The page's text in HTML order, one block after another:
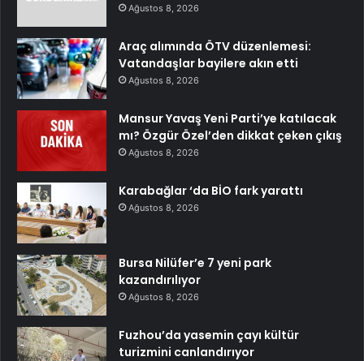
Ağustos 8, 2026
Araç alımında ÖTV düzenlemesi:
Vatandaşlar bayilere akın etti
Ağustos 8, 2026
Mansur Yavaş Yeni Parti’ye katılacak
mı? Özgür Özel’den dikkat çeken çıkış
Ağustos 8, 2026
Karabağlar ‘da BİO fark yarattı
Ağustos 8, 2026
Bursa Nilüfer’e 7 yeni park
kazandırılıyor
Ağustos 8, 2026
Fuzhou’da yasemin çayı kültür
turizmini canlandırıyor